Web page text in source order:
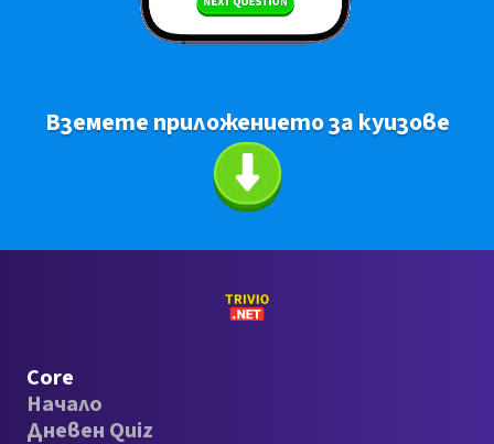
Вземете приложението за куизове
Core
Начало
Дневен Quiz